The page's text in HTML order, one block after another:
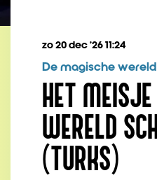
HET MEISJE
WERELD
(TURKS)
De magische
zo 20 dec ’2611:24